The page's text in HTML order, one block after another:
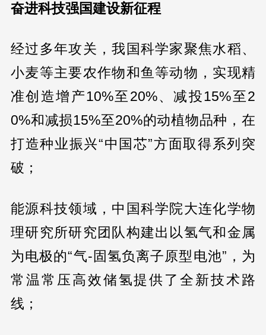
奋进科技强国建设新征程
经过多年攻关，我国科学家聚焦水稻、
小麦等主要农作物和鱼等动物，实现精
准创造增产10%至20%、减投15%至2
0%和减损15%至20%的动植物品种，在
打造种业振兴“中国芯”方面取得系列突
破；
能源科技领域，中国科学院大连化学物
理研究所研究团队构建出以氢气和金属
为电极的“气-固氢负离子原型电池”，为
常温常压高效储氢提供了全新技术路
线；